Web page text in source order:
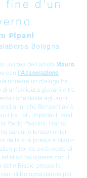
fine d'un
Pipani
Bologna
un’idea dell’artista Mauro
con l’Associazione
ricreare un dialogo tra
un’amicizia giovanile tra
risale agli anni
anni che Benzoni avrà
tra i più importanti poeti
Paolo Pasolini, Franco
saranno fondamentali
della sua poesia e Mauro
pittorico avrà modo di
bolognese con il
delle Biscie presso la
di Bologna dando poi